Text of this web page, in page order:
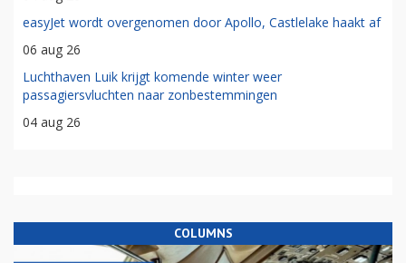
easyJet wordt overgenomen door Apollo, Castlelake haakt af
06 aug 26
Luchthaven Luik krijgt komende winter weer
passagiersvluchten naar zonbestemmingen
04 aug 26
COLUMNS